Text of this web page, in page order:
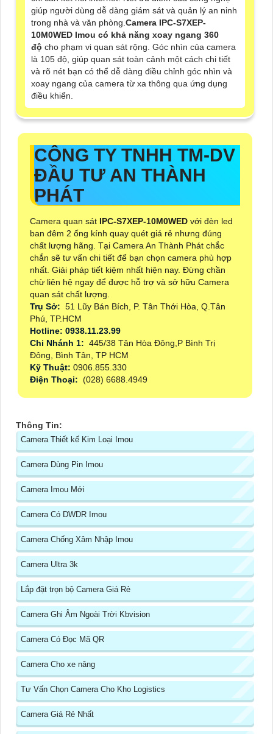
giúp người dùng dễ dàng giám sát và quản lý an ninh
trong nhà và văn phòng. Camera IPC-S7XEP-
10M0WED Imou có khả năng xoay ngang 360
độ cho phạm vi quan sát rộng. Góc nhìn của camera
là 105 độ, giúp quan sát toàn cảnh một cách chi tiết
và rõ nét bạn có thể dễ dàng điều chỉnh góc nhìn và
xoay ngang của camera từ xa thông qua ứng dụng
điều khiển.
CÔNG TY TNHH TM-DV
ĐẦU TƯ AN THÀNH
PHÁT
Camera quan sát IPC-S7XEP-10M0WED với đèn led
ban đêm 2 ống kính quay quét giá rẻ nhưng đúng
chất lượng hãng. Tại Camera An Thành Phát chắc
chắn sẽ tư vấn chi tiết để bạn chọn camera phù hợp
nhất. Giải pháp tiết kiệm nhất hiện nay. Đừng chần
chừ liên hệ ngay để được hỗ trợ và sở hữu Camera
quan sát chất lượng.
Trụ Sở: 51 Lũy Bán Bích, P. Tân Thới Hòa, Q.Tân
Phú, TP.HCM
Hotline: 0938.11.23.99
Chi Nhánh 1: 445/38 Tân Hòa Đông,P Bình Trị
Đông, Bình Tân, TP HCM
Kỹ Thuật: 0906.855.330
Điện Thoại: (028) 6688.4949
Thông Tin:
Camera Thiết kế Kim Loại Imou
Camera Dùng Pin Imou
Camera Imou Mới
Camera Có DWDR Imou
Camera Chống Xâm Nhập Imou
Camera Ultra 3k
Lắp đặt trọn bộ Camera Giá Rẻ
Camera Ghi Âm Ngoài Trời Kbvision
Camera Có Đọc Mã QR
Camera Cho xe nâng
Tư Vấn Chọn Camera Cho Kho Logistics
Camera Giá Rẻ Nhất